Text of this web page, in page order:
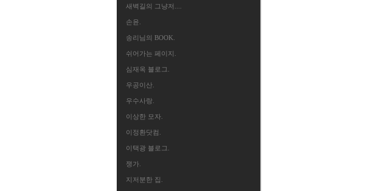
새벽길의 그냥저....
손윤.
송리님의 BOOK.
쉬어가는 페이지.
심재옥 블로그.
우공이산.
우수사랑.
이상한 모자.
이정환닷컴.
이택광 블로그.
쟁가.
지저분한 집.